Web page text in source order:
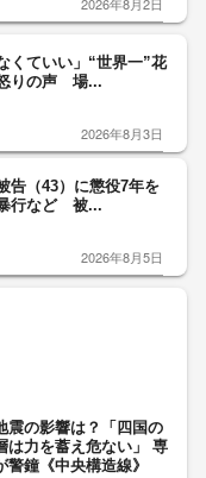
くていい」“世界一”花
りの声 場...
2026年8月3日
告（43）に懲役7年を
行など 被...
2026年8月5日
震の影響は？「四国の
は力を蓄え危ない」 専
警鐘《中央構造線》